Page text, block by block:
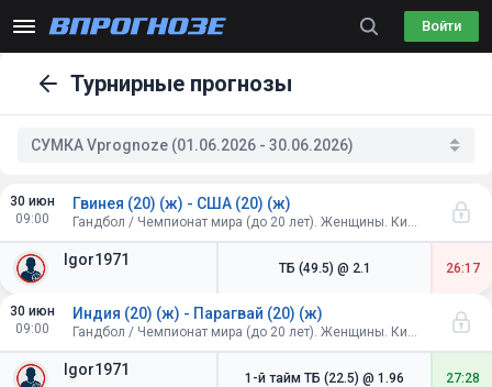
Войти
Турнирные прогнозы
СУМКА Vprognoze (01.06.2026 - 30.06.2026)
30 июн
09:00
Igor1971
Гвинея (20) (ж) - США (20) (ж)
Гандбол / Чемпионат мира (до 20 лет). Женщины. Китай
ТБ (49.5) @ 2.1 26:17
30 июн
09:00
Igor1971
Индия (20) (ж) - Парагвай (20) (ж)
Гандбол / Чемпионат мира (до 20 лет). Женщины. Китай
1-й тайм ТБ (22.5) @ 1.96 27:28